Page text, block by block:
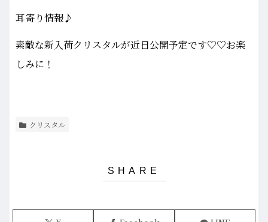
耳寄り情報♪
素敵な新入荷クリスタルが近日公開予定です♡♡お楽
しみに！
クリスタル